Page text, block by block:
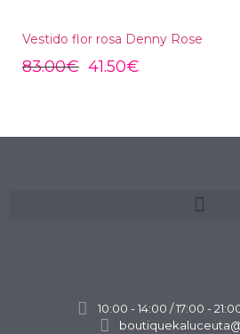
Vestido flor rosa Denny Rose
83.00€ 41.50€
10:00 - 14:00 / 17:00 -